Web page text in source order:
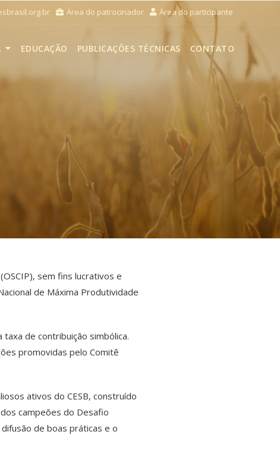
Área do patrocinador Área do participante
EDUCAÇÃO PUBLICAÇÕES TÉCNICAS CONTATO
sem fins lucrativos e
de Máxima Produtividade
de contribuição simbólica.
promovidas pelo Comitê
ativos do CESB, construído
campeões do Desafio
de boas práticas e o